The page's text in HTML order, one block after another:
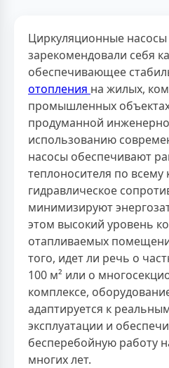
Циркуляционные
зарекомендовали себя
обеспечивающее
отопления на жилых,
промышленных
продуманной
использованию
насосы обеспечивают
теплоносителя по всему
гидравлическое
минимизируют
этом высокий уровень
отапливаемых
того, идет ли речь о
100 м² или о
комплексе,
адаптируется к
эксплуатации и
бесперебойную работу
многих лет.